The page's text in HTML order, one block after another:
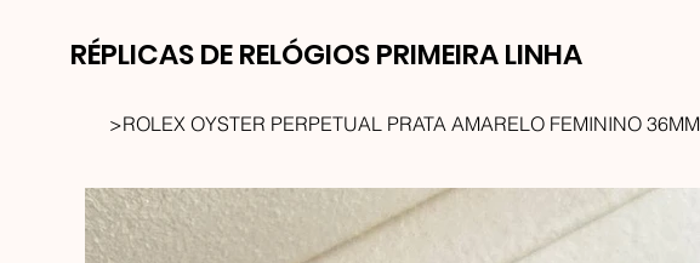
RÉPLICAS DE RELÓGIOS PRIMEIRA LINHA
>ROLEX OYSTER PERPETUAL PRATA AMARELO FEMININO 36MM